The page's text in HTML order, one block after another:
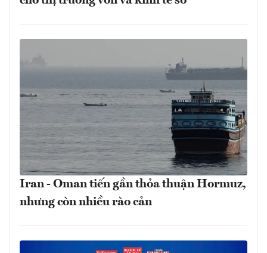
Iran - Oman tiến gần thỏa thuận Hormuz,
nhưng còn nhiều rào cản